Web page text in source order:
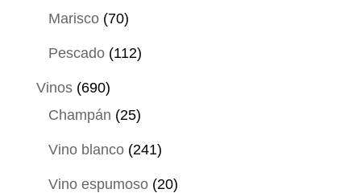
Marisco 7070
productos
Pescado 112112
Vinos 690690
productos
Champán 2525
productos
Vino blanco 241241
productos
Vino espumoso 2020